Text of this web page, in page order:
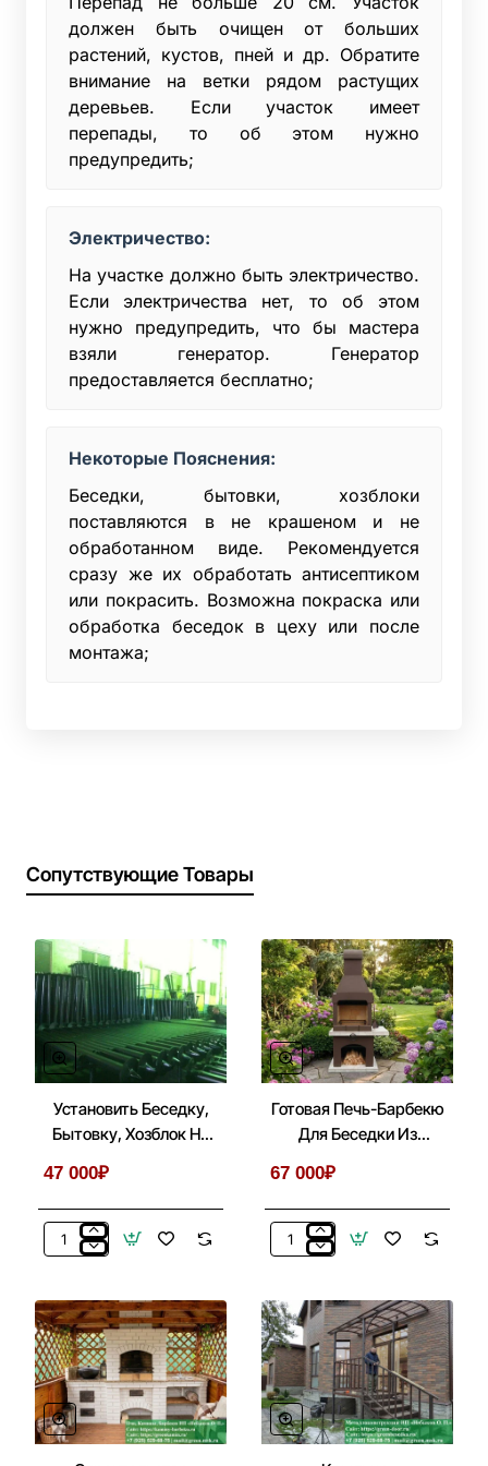
должен быть очищен от больших
растений, кустов, пней и др. Обратите
внимание на ветки рядом растущих
деревьев. Если участок имеет
перепады, то об этом нужно
предупредить;
Электричество:
На участке должно быть электричество.
Если электричества нет, то об этом
нужно предупредить, что бы мастера
взяли генератор. Генератор
предоставляется бесплатно;
Некоторые Пояснения:
Беседки, бытовки, хозблоки
поставляются в не крашеном и не
обработанном виде. Рекомендуется
сразу же их обработать антисептиком
или покрасить. Возможна покраска или
обработка беседок в цеху или после
монтажа;
Сопутствующие Товары
Установить Беседку,
Бытовку, Хозблок На
47 000₽
Установить
Хозблок
На
Металлические
Сваи
Готовая Печь-Барбекю
Для Беседки Из
67 000₽
Готовая
Для
Беседки
Из
Кирпича,
Бетона
№
1